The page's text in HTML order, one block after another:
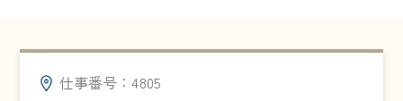
仕事番号：4805